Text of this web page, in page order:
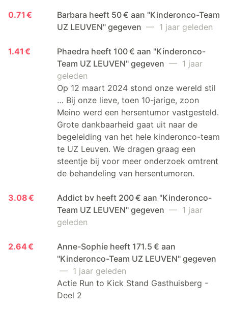
0.71 €
Barbara heeft 50 € aan "Kinderonco-Team
UZ LEUVEN" gegeven — 1 jaar geleden
1.41 €
Phaedra heeft 100 € aan "Kinderonco-
Team UZ LEUVEN" gegeven — 1 jaar
geleden
Op 12 maart 2024 stond onze wereld stil
… Bij onze lieve, toen 10-jarige, zoon
Meino werd een hersentumor vastgesteld.
Grote dankbaarheid gaat uit naar de
begeleiding van het hele kinderonco-team
te UZ Leuven. We dragen graag een
steentje bij voor meer onderzoek omtrent
de behandeling van hersentumoren.
3.08 €
Addict bv heeft 200 € aan "Kinderonco-
Team UZ LEUVEN" gegeven — 1 jaar
geleden
2.64 €
Anne-Sophie heeft 171.5 € aan
"Kinderonco-Team UZ LEUVEN" gegeven
— 1 jaar geleden
Actie Run to Kick Stand Gasthuisberg -
Deel 2